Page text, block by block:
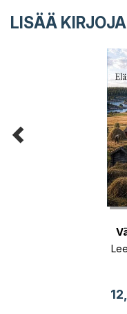
LISÄÄ